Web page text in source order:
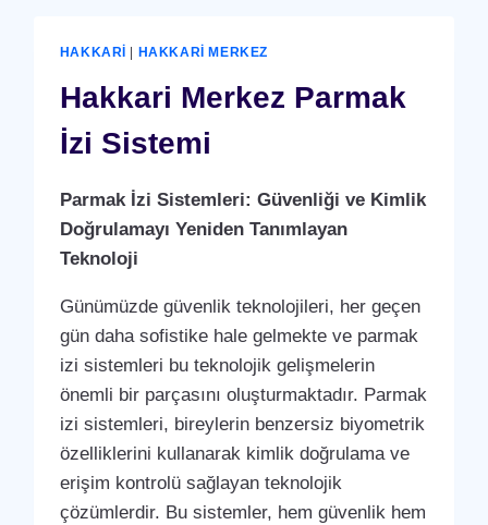
SISTEMI
HAKKARI | HAKKARI MERKEZ
Hakkari Merkez Parmak
İzi Sistemi
Parmak İzi Sistemleri: Güvenliği ve Kimlik
Doğrulamayı Yeniden Tanımlayan
Teknoloji
Günümüzde güvenlik teknolojileri, her geçen
gün daha sofistike hale gelmekte ve parmak
izi sistemleri bu teknolojik gelişmelerin
önemli bir parçasını oluşturmaktadır. Parmak
izi sistemleri, bireylerin benzersiz biyometrik
özelliklerini kullanarak kimlik doğrulama ve
erişim kontrolü sağlayan teknolojik
çözümlerdir. Bu sistemler, hem güvenlik hem